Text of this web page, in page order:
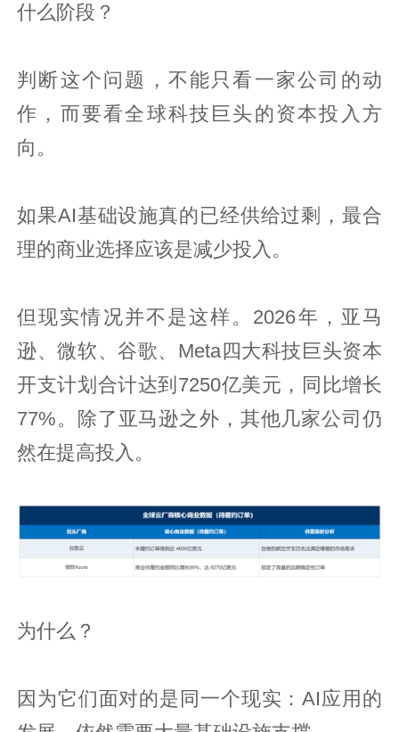
什么阶段？
判断这个问题，不能只看一家公司的动
作，而要看全球科技巨头的资本投入方
向。
如果AI基础设施真的已经供给过剩，最合
理的商业选择应该是减少投入。
但现实情况并不是这样。2026年，亚马
逊、微软、谷歌、Meta四大科技巨头资本
开支计划合计达到7250亿美元，同比增长
77%。除了亚马逊之外，其他几家公司仍
然在提高投入。
为什么？
因为它们面对的是同一个现实：AI应用的